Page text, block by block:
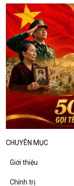
CHUYÊN MỤC
Giới thiệu
Chính trị